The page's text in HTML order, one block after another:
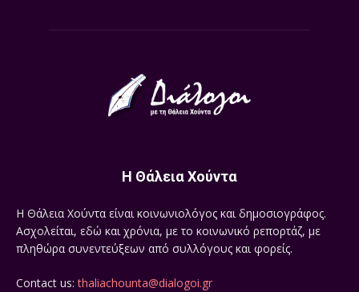
Η Θάλεια Χούντα
Η Θάλεια Χούντα είναι κοινωνιολόγος και δημοσιογράφος.
Ασχολείται, εδώ και χρόνια, με το κοινωνικό ρεπορτάζ, με
πληθώρα συνεντεύξεων από συλλόγους και φορείς.
Contact us:thaliachounta@dialogoi.gr